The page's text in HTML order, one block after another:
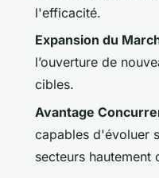
l'efficacité.
Expansion du
l’ouverture de
cibles.
Avantage
capables d'évoluer
secteurs hautement